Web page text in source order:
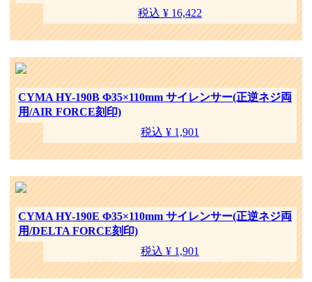
税込 ¥ 16,422
CYMA HY-190B Φ35×110mm サイレンサー(正逆ネジ両
用/AIR FORCE刻印)
税込 ¥ 1,901
CYMA HY-190E Φ35×110mm サイレンサー(正逆ネジ両
用/DELTA FORCE刻印)
税込 ¥ 1,901